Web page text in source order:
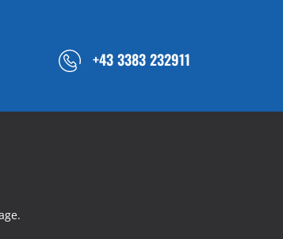
+43 3383 232911